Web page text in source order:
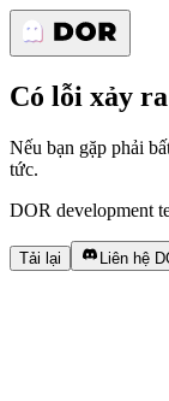
Có lỗi xảy ra
Nếu bạn gặp phải
tức.
DOR development
Tải lại Liên hệ